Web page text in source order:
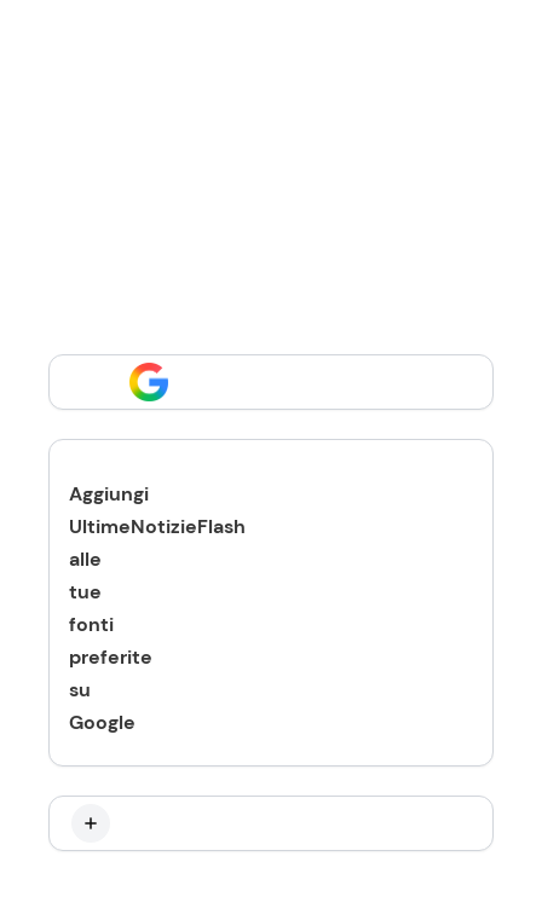
Aggiungi
UltimeNotizieFlash
alle
tue
fonti
preferite
su
Google